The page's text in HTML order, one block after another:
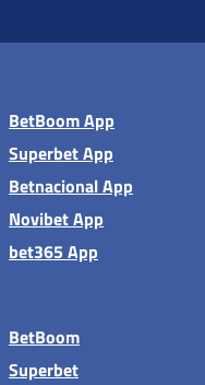
BetBoom App
Superbet App
Betnacional App
Novibet App
bet365 App
BetBoom
Superbet